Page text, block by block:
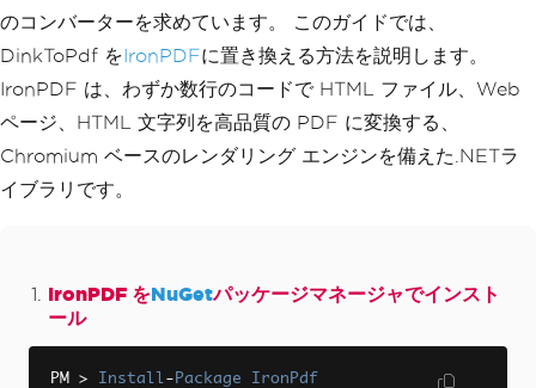
のコンバーターを求めています。 このガイドでは、
DinkToPdf をIronPDFに置き換える方法を説明します。
IronPDF は、わずか数行のコードで HTML ファイル、Web
ページ、HTML 文字列を高品質の PDF に変換する、
Chromium ベースのレンダリング エンジンを備えた.NETラ
イブラリです。
IronPDF をNuGetパッケージマネージャでインスト
ール
PM > Install- Package IronPdf